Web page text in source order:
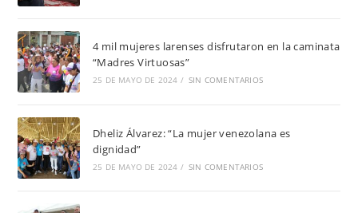
4 mil mujeres larenses disfrutaron en la caminata
“Madres Virtuosas”
25 DE MAYO DE 2024 / SIN COMENTARIOS
Dheliz Álvarez: “La mujer venezolana es
dignidad”
25 DE MAYO DE 2024 / SIN COMENTARIOS